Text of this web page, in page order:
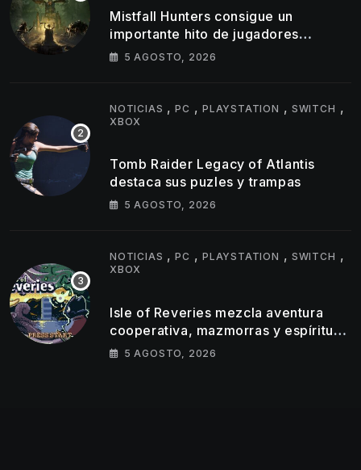
Mistfall Hunters consigue un
importante hito de jugadores
simultáneos
5 AGOSTO, 2026
NOTICIAS ,PC ,PLAYSTATION , SWITCH ,
XBOX
Tomb Raider Legacy of Atlantis
destaca sus puzles y trampas
5 AGOSTO, 2026
NOTICIAS ,PC ,PLAYSTATION , SWITCH ,
XBOX
Isle of Reveries mezcla aventura
cooperativa, mazmorras y espíritu
clásico de Zelda
5 AGOSTO, 2026